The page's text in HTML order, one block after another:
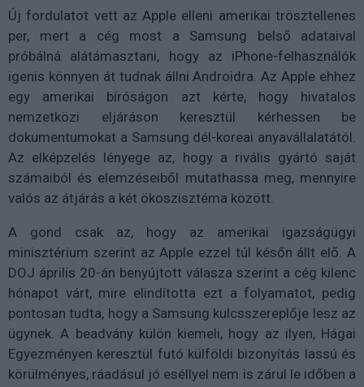
Új fordulatot vett az Apple elleni amerikai trösztellenes
per, mert a cég most a Samsung belső adataival
próbálná alátámasztani, hogy az iPhone-felhasználók
igenis könnyen át tudnak állni Androidra. Az Apple ehhez
egy amerikai bíróságon azt kérte, hogy hivatalos
nemzetközi eljáráson keresztül kérhessen be
dokumentumokat a Samsung dél-koreai anyavállalatától.
Az elképzelés lényege az, hogy a rivális gyártó saját
számaiból és elemzéseiből mutathassa meg, mennyire
valós az átjárás a két ökoszisztéma között.
A gond csak az, hogy az amerikai igazságügyi
minisztérium szerint az Apple ezzel túl későn állt elő. A
DOJ április 20-án benyújtott válasza szerint a cég kilenc
hónapot várt, mire elindította ezt a folyamatot, pedig
pontosan tudta, hogy a Samsung kulcsszereplője lesz az
ügynek. A beadvány külön kiemeli, hogy az ilyen, Hágai
Egyezményen keresztül futó külföldi bizonyítás lassú és
körülményes, ráadásul jó eséllyel nem is zárul le időben a